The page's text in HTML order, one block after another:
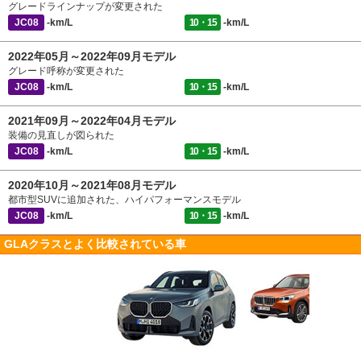
グレードラインナップが変更された
JC08
-km/L 10・15 -km/L
2022年05月～2022年09月モデル
グレード呼称が変更された
JC08
-km/L 10・15 -km/L
2021年09月～2022年04月モデル
装備の見直しが図られた
JC08
-km/L 10・15 -km/L
2020年10月～2021年08月モデル
都市型SUVに追加された、ハイパフォーマンスモデル
JC08
-km/L 10・15 -km/L
GLAクラスとよく比較されている車